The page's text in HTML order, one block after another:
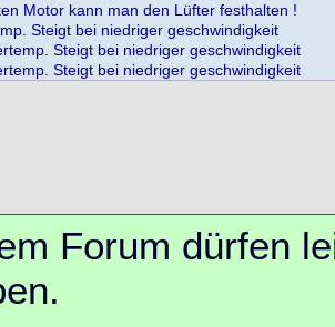
Motor kann man den Lüfter festhalten !
Steigt bei niedriger geschwindigkeit
Steigt bei niedriger geschwindigkeit
Steigt bei niedriger geschwindigkeit
Forum dürfen